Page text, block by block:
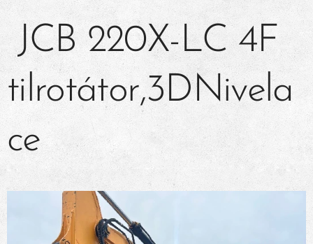
JCB 220X-LC 4F
tilrotátor,3DNivela
ce